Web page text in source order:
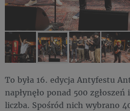
To była 16. edycja Antyfestu
napłynęło ponad 500
liczba. Spośród nich wybrano